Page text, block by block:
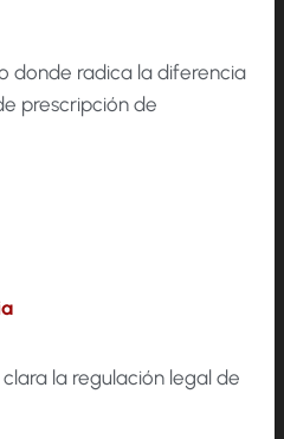
donde radica la diferencia
prescripción de
la regulación legal de